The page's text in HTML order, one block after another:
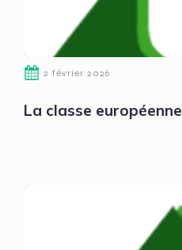
2 février 2026
La classe européenne